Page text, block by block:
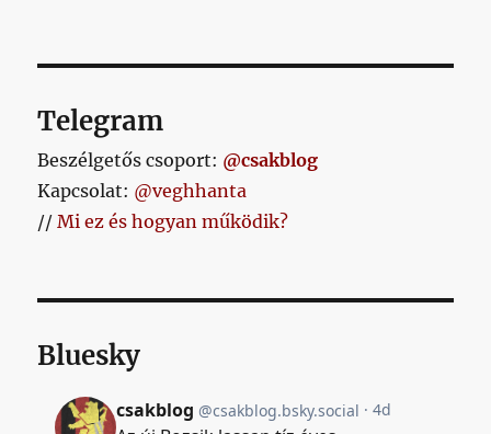
Telegram
Beszélgetős csoport: @csakblog
Kapcsolat: @veghhanta
//Mi ez és hogyan működik?
Bluesky